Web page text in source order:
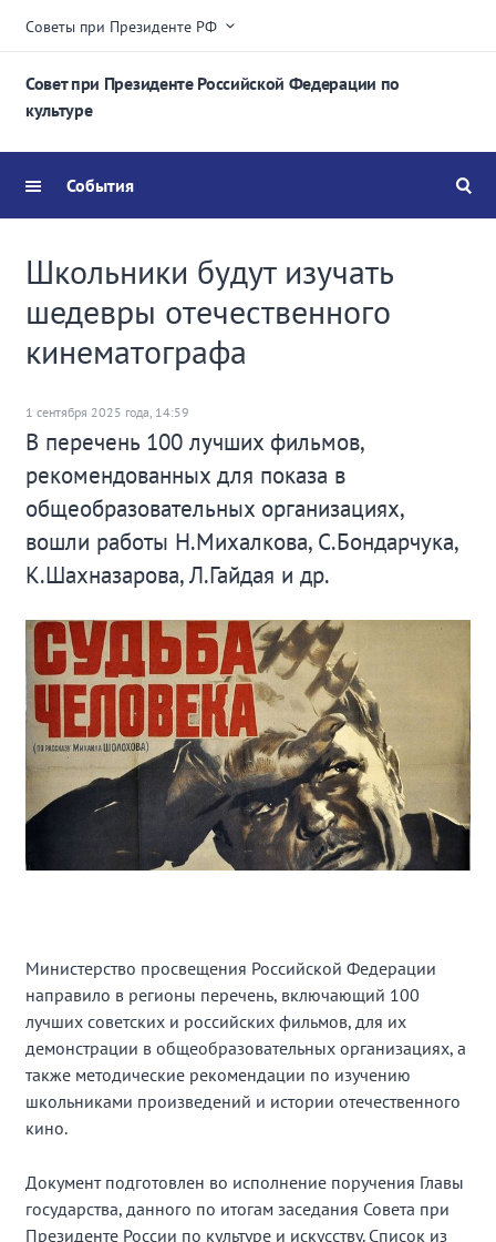
Советы при Президенте РФ
Совет при Президенте Российской Федерации по
культуре
События
Школьники будут изучать
шедевры отечественного
кинематографа
1 сентября 2025 года, 14:59
В перечень 100 лучших фильмов,
рекомендованных для показа в
общеобразовательных организациях,
вошли работы Н.Михалкова, С.Бондарчука,
К.Шахназарова, Л.Гайдая и др.
Министерство просвещения Российской Федерации
направило в регионы перечень, включающий 100
лучших советских и российских фильмов, для их
демонстрации в общеобразовательных организациях, а
также методические рекомендации по изучению
школьниками произведений и истории отечественного
кино.
Документ подготовлен во исполнение поручения Главы
государства, данного по итогам заседания Совета при
Президенте России по культуре и искусству. Список из